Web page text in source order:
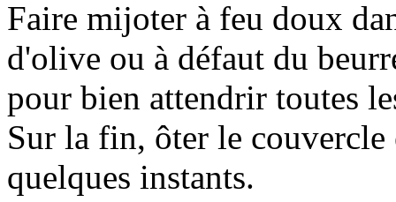
Faire mijoter à feu doux
d'olive ou à défaut du
pour bien attendrir toutes
Sur la fin, ôter le
quelques instants.